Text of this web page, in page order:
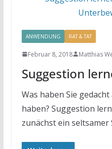
ANWENDUNG RAT & TAT
Februar 8, 2018 Matthias
Suggestion
Was haben Sie
haben? Suggestion
zunächst ein seltsamer